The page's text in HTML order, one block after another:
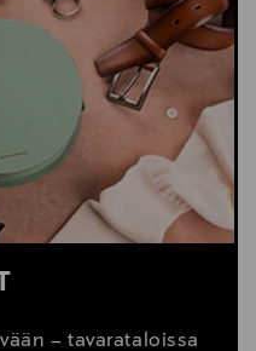
– tavarataloissa